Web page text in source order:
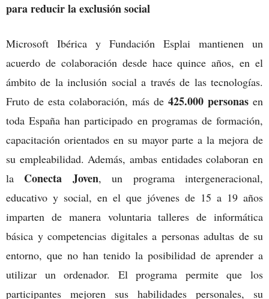
para reducir la exclusión social
Microsoft Ibérica y Fundación Esplai mantienen un
acuerdo de colaboración desde hace quince años, en el
ámbito de la inclusión social a través de las tecnologías.
Fruto de esta colaboración, más de 425.000 personas en
toda España han participado en programas de formación,
capacitación orientados en su mayor parte a la mejora de
su empleabilidad. Además, ambas entidades colaboran en
la Conecta Joven, un programa intergeneracional,
educativo y social, en el que jóvenes de 15 a 19 años
imparten de manera voluntaria talleres de informática
básica y competencias digitales a personas adultas de su
entorno, que no han tenido la posibilidad de aprender a
utilizar un ordenador. El programa permite que los
participantes mejoren sus habilidades personales, su